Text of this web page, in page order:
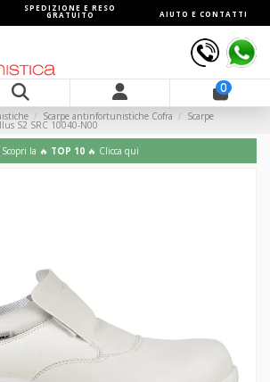
SPEDIZIONE E RESO
GRATUITO AIUTO E CONTATTI
0
Scarpe antinfortunistiche Cofra Scarpe
S2 SRC 10040-N00
Scopri la 🔥 TOP 10 🔥 Clicca qui